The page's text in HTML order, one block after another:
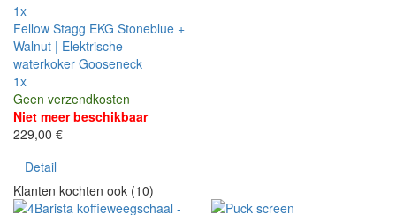
1x
Fellow Stagg EKG Stoneblue +
Walnut | Elektrische
waterkoker Gooseneck
1x
Geen verzendkosten
Niet meer beschikbaar
229,00 €
Detail
Klanten kochten ook (10)